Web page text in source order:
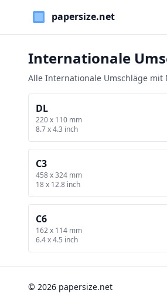
Paper Sizes
Internationale
Alle Internationale Umschläge
DL
220 x 110 mm
8.7 x 4.3 inch
C3
458 x 324 mm
18 x 12.8 inch
C6
162 x 114 mm
6.4 x 4.5 inch
© 2026 papersize.net